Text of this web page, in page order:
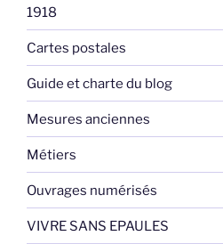
1918
Cartes postales
Guide et charte du blog
Mesures anciennes
Métiers
Ouvrages numérisés
VIVRE SANS EPAULES